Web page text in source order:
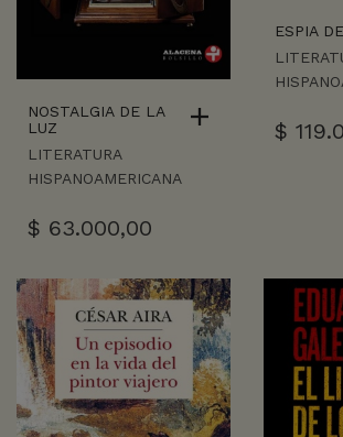
NOSTALGIA DE LA
LUZ
LITERATURA
HISPANOAMERICANA
$ 63.000,00
ESPIA
$